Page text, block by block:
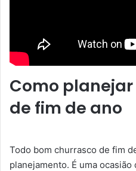
Como
de fim de ano
Todo bom churrasco de fim
planejamento. É uma